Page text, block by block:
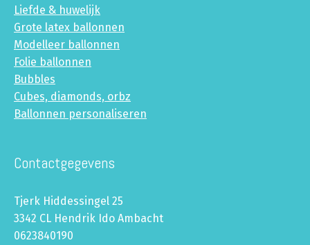
Liefde & huwelijk
Grote latex ballonnen
Modelleer ballonnen
Folie ballonnen
Bubbles
Cubes, diamonds, orbz
Ballonnen personaliseren
Contactgegevens
Tjerk Hiddessingel 25
3342 CL Hendrik Ido Ambacht
0623840190